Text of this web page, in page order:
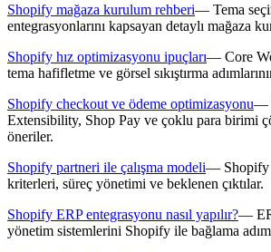
Shopify mağaza kurulum rehberi— Tema
entegrasyonlarını kapsayan detaylı mağaza
Shopify hız optimizasyonu ipuçları— Core
tema hafifletme ve görsel sıkıştırma
Shopify checkout ve ödeme optimizasyonu—
Extensibility, Shop Pay ve çoklu para birimi
öneriler.
Shopify partneri ile çalışma modeli—
kriterleri, süreç yönetimi ve beklenen çıktılar.
Shopify ERP entegrasyonu nasıl yapılır?—
yönetim sistemlerini Shopify ile bağlama